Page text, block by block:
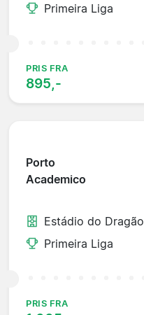
Primeira Liga
PRIS FRA
895,-
Porto
Academico
Estádio do Dragão
Primeira Liga
PRIS FRA